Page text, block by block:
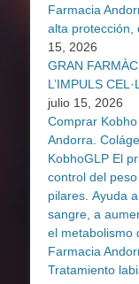
Farmacia
alta protección,
15, 2026
GRAN
L’IMPULS
julio 15, 2026
Comprar
Andorra.
KobhoGLP El
control del
pilares. Ayuda
sangre, a
el metabolismo
Farmacia
Tratamiento